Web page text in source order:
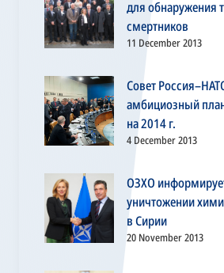
для обнаружения
смертников
11 December 2013
Совет
амбициозный
на 2014 г.
4 December 2013
ОЗХО
уничтожении
в Сирии
20 November 2013